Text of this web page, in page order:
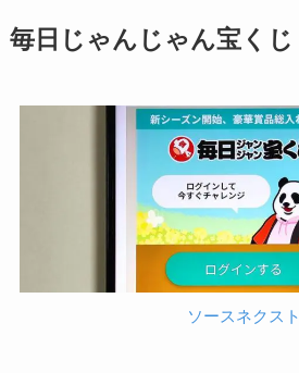
毎日じゃんじゃん宝くじ
ソースネクスト